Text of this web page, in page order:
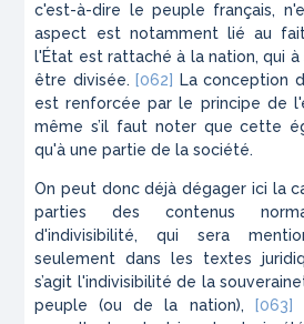
c'est-à-dire le peuple français,
aspect est notamment lié au
l'État est rattaché à la nation, qui
être divisée. [062]
La conception
est renforcée par le principe de
même s’il faut noter que cette
qu'à une partie de la société.
On peut donc déjà dégager ici la
parties des contenus
d'indivisibilité, qui sera
seulement dans les textes
s’agit l'indivisibilité de la
peuple (ou de la nation),
[063]